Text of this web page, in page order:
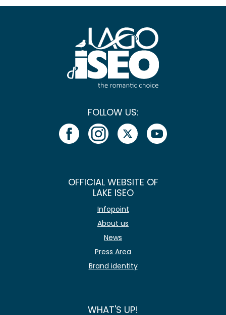
FOLLOW US:
OFFICIAL WEBSITE OF
LAKE ISEO
Infopoint
About us
News
Press Area
Brand identity
WHAT'S UP!